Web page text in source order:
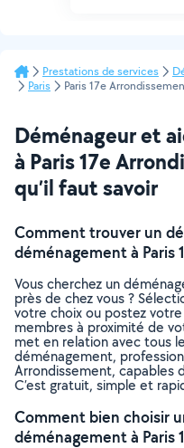
Prestations de services
Paris
Paris 17e
Déménageur et
à Paris 17e
qu’il faut savoir
Comment trouver un
déménagement à Paris
Vous cherchez un
près de chez vous ?
votre choix ou postez
membres à proximité de
met en relation avec tous
déménagement,
Arrondissement, capables
C’est gratuit, simple et
Comment bien choisir
déménagement à Paris